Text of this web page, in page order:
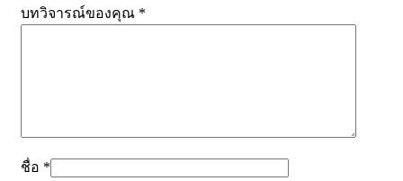
บทวิจารณ์ของคุณ *
ชื่อ *